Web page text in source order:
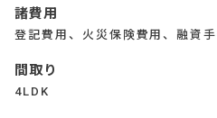
諸費用
登記費用、火災保険費用、融資
間取り
4LDK